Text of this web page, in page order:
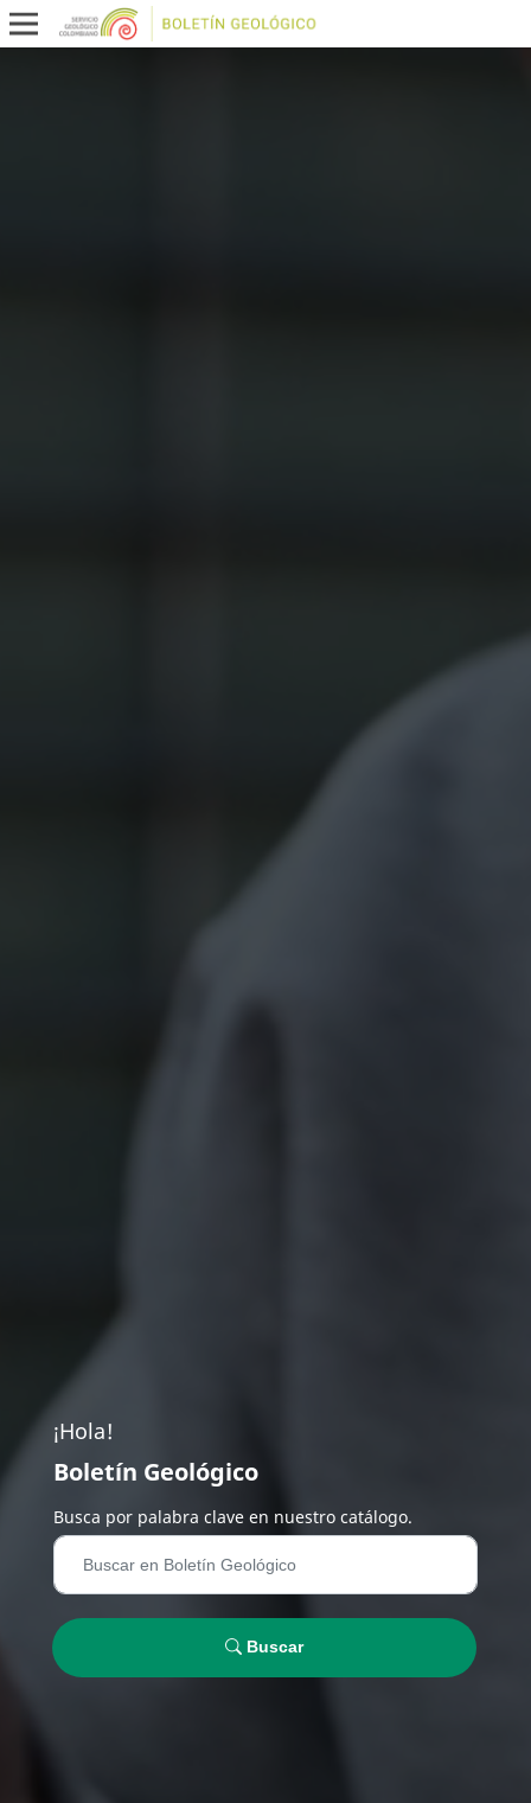
¡Hola!
Boletín Geológico
Busca por palabra clave en nuestro catálogo.
Buscar